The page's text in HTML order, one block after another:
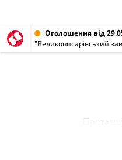
Оголошення від
"Великописарівський